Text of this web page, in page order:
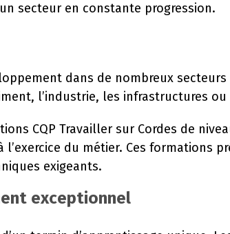
secteur en constante progression.
dans de nombreux
l’industrie, les infrastructures
CQP Travailler sur Cordes de
du métier. Ces formations
exigeants.
exceptionnel